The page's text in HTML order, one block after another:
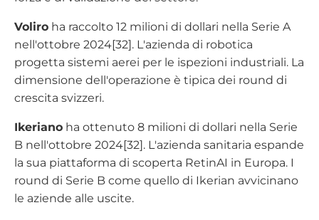
Voliro ha raccolto 12 milioni di dollari nella Serie A
nell'ottobre 2024[32]. L'azienda di robotica
progetta sistemi aerei per le ispezioni industriali. La
dimensione dell'operazione è tipica dei round di
crescita svizzeri.
Ikeriano ha ottenuto 8 milioni di dollari nella Serie
B nell'ottobre 2024[32]. L'azienda sanitaria espande
la sua piattaforma di scoperta RetinAI in Europa. I
round di Serie B come quello di Ikerian avvicinano
le aziende alle uscite.